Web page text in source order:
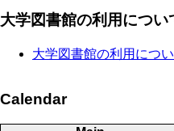
大学図書館の利用につい
大学図書館の利用につ
Calendar